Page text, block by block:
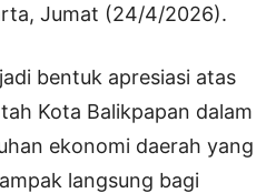
Jumat (24/4/2026).
bentuk apresiasi atas
Kota Balikpapan dalam
ekonomi daerah yang
langsung bagi